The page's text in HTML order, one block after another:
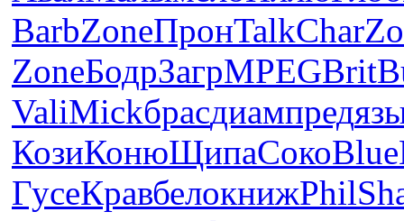
BarbZoneПронTalkChar
ZoneБодрЗагрMPEGBrit
ValiMickбрасдиампред
КозиКонюЩипаСокоBlue
ГусеКравбелокнижPhil